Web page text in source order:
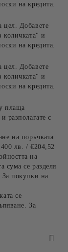
на кредита.
цел. Добавете
количката" и
на кредита.
цел. Добавете
количката" и
на кредита.
плаща
разполагате с
на поръчката
лв. / €204,52
на
сума се разделя
За покупки на
се
За